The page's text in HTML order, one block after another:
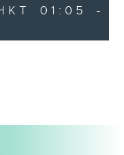
01:05 -